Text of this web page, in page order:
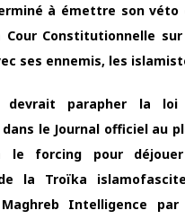
à émettre son véto
Cour Constitutionnelle
ses ennemis, les
devrait parapher la
le Journal officiel au
le forcing pour
la Troïka
Intelligence